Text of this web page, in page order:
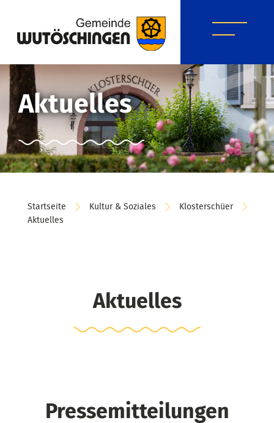
Aktuelles
Startseite Kultur & Soziales
Klosterschüer
Aktuelles
Aktuelles
Pressemitteilungen